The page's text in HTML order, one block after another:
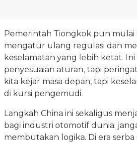
Pemerintah Tiongkok pun
mengatur ulang regulasi dan
keselamatan yang lebih ketat.
penyesuaian aturan, tapi
kita kejar masa depan, tapi
di kursi pengemudi.
Langkah China ini sekaligus
bagi industri otomotif dunia:
membutakan logika. Di era